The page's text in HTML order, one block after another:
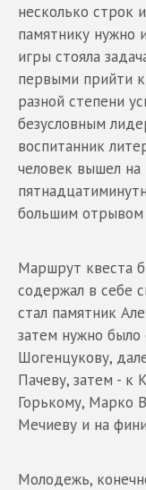
несколько строк
памятнику нужно
игры стояла
первыми прийти
разной степени
безусловным
воспитанник
человек вышел
большим
Маршрут квеста
содержал в себе
стал памятник
затем нужно было
Шогенцукову,
Пачеву, затем - к
Горькому, Марко
Мечиеву и на
Молодежь,